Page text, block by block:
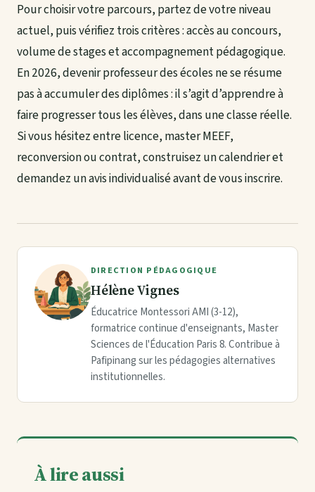
Pour choisir votre parcours, partez de votre niveau
actuel, puis vérifiez trois critères : accès au concours,
volume de stages et accompagnement pédagogique.
En 2026, devenir professeur des écoles ne se résume
pas à accumuler des diplômes : il s’agit d’apprendre à
faire progresser tous les élèves, dans une classe réelle.
Si vous hésitez entre licence, master MEEF,
reconversion ou contrat, construisez un calendrier et
demandez un avis individualisé avant de vous inscrire.
DIRECTION PÉDAGOGIQUE
Hélène Vignes
Éducatrice Montessori AMI (3-12),
formatrice continue d'enseignants, Master
Sciences de l'Éducation Paris 8. Contribue à
Pafipinang sur les pédagogies alternatives
institutionnelles.
À lire aussi